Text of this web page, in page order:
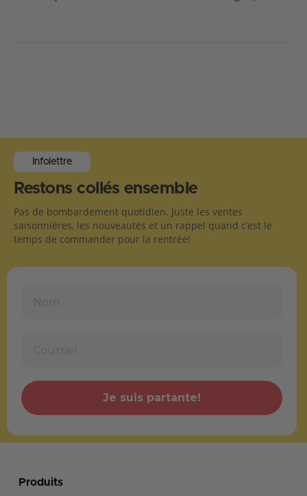
Infolettre
Restons collés ensemble
Pas de bombardement quotidien. Juste les ventes
saisonnières, les nouveautés et un rappel quand c’est le
temps de commander pour la rentrée!
Je suis partante!
Produits